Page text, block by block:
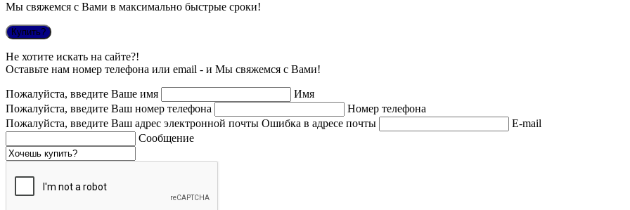
Мы свяжемся с Вами в максимально быстрые сроки!
Купить?
Не хотите искать на сайте?!
Оставьте нам номер телефона или email - и Мы свяжемся с Вами!
Пожалуйста, введите Ваше имя
Имя
Пожалуйста, введите Ваш номер телефона
Номер телефона
Пожалуйста, введите Ваш адрес электронной почты Ошибка в адресе почты
E-mail
Сообщение